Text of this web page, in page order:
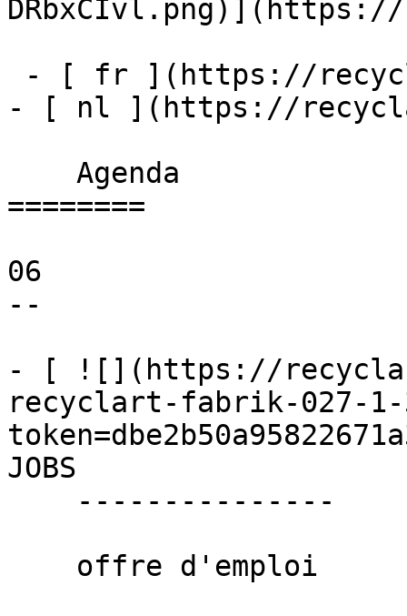
- [ nl ](https://
========
06
--
- [ ![](https://
recyclart-fabrik-027-1-
JOBS